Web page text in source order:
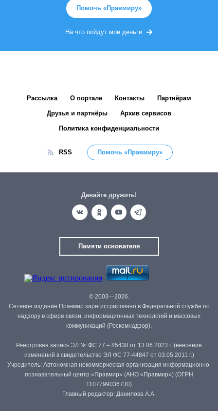
Помочь «Правмиру»
На что пойдут мои деньги
Рассылка О портале Контакты Партнёрам
Друзья и партнёры Архив сервисов
Политика конфиденциальности
RSS Помочь «Правмиру»
Давайте дружить!
Памяти основателя
© 2003—2026.
Сетевое издание Правмир зарегистрировано в Федеральной службе по
надзору в сфере связи, информационных технологий и массовых
коммуникаций (Роскомнадзор).
Реестровая запись ЭЛ № ФС 77 – 85438 от 13.06.2023 г. (внесение
изменений в свидетельство ЭЛ ФС 77-44847 от 03.05.2011 г.)
Учредитель: Автономная некоммерческая организация информационно-
познавательный центр «Правмир» (АНО «Правмир») (ОГРН
1107799036730)
Главный редактор: Данилова А.А.